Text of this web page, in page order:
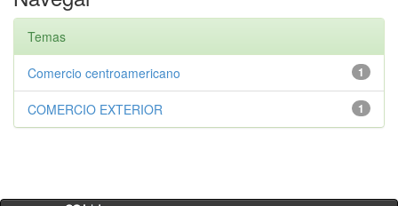
Temas
1
Comercio centroamericano
1
COMERCIO EXTERIOR